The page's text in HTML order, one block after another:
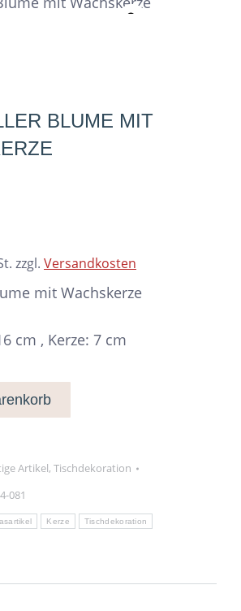
BLUME MIT
zzgl. Versandkosten
mit Wachskerze
cm , Kerze: 7 cm
Artikel, Tischdekoration
081
Kerze Tischdekoration